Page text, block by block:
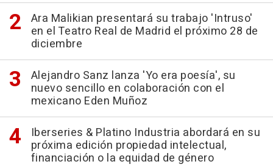
Ara Malikian presentará su trabajo 'Intruso'
en el Teatro Real de Madrid el próximo 28 de
diciembre
Alejandro Sanz lanza 'Yo era poesía', su
nuevo sencillo en colaboración con el
mexicano Eden Muñoz
Iberseries & Platino Industria abordará en su
próxima edición propiedad intelectual,
financiación o la equidad de género